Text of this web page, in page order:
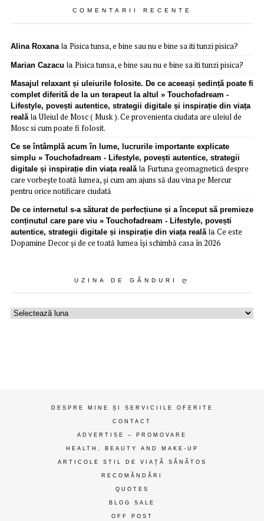
COMENTARII RECENTE
Alina Roxanala Pisica tunsa, e bine sau nu e bine sa iti tunzi pisica?
Marian Cazacu la Pisica tunsa, e bine sau nu e bine sa iti tunzi pisica?
Masajul relaxant și uleiurile folosite. De ce aceeași ședință poate fi
complet diferită de la un terapeut la altul » Touchofadream -
Lifestyle, povești autentice, strategii digitale și inspirație din viața
realălaUleiul de Mosc ( Musk ). Ce provenienta ciudata are uleiul de
Mosc si cum poate fi folosit.
Ce se întâmplă acum în lume, lucrurile importante explicate
simplu » Touchofadream - Lifestyle, povești autentice, strategii
digitale și inspirație din viața realăla Furtuna geomagnetică despre
care vorbește toată lumea, și cum am ajuns să dau vina pe Mercur
pentru orice notificare ciudată
De ce internetul s-a săturat de perfecțiune și a început să premieze
conținutul care pare viu » Touchofadream - Lifestyle, povești
autentice, strategii digitale și inspirație din viața realăla Ce este
Dopamine Decor și de ce toată lumea își schimbă casa în 2026
UZINA DE GÂNDURI Ღ
Uzina
DESPRE MINE ȘI SERVICIILE OFERITE
CONTACT
ADVERTISE – PROMOVARE
HEALTH, BEAUTY AND MAKE-UP
ARTICOLE STIL DE VIAȚĂ SĂNĂTOS
RECOMĂNDĂRI
QUOTES
BLOG SALE
OFF POST